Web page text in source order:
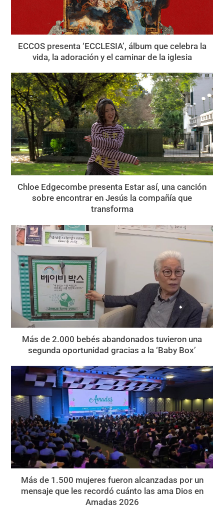
ECCOS presenta ‘ECCLESIA’, álbum que celebra la
vida, la adoración y el caminar de la iglesia
Chloe Edgecombe presenta Estar así, una canción
sobre encontrar en Jesús la compañía que
transforma
Más de 2.000 bebés abandonados tuvieron una
segunda oportunidad gracias a la ‘Baby Box’
Más de 1.500 mujeres fueron alcanzadas por un
mensaje que les recordó cuánto las ama Dios en
Amadas 2026